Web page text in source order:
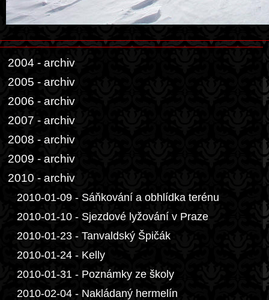
2004 - archiv
2005 - archiv
2006 - archiv
2007 - archiv
2008 - archiv
2009 - archiv
2010 - archiv
2010-01-09 - Sáňkování a obhlídka terénu
2010-01-10 - Sjezdové lyžování v Praze
2010-01-23 - Tanvaldský Špičák
2010-01-24 - Kelly
2010-01-31 - Poznámky ze školy
2010-02-04 - Nakládaný hermelín